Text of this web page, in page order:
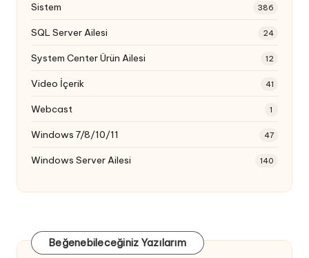
Sistem 386
SQL Server Ailesi 24
System Center Ürün Ailesi 12
Video İçerik 41
Webcast 1
Windows 7/8/10/11 47
Windows Server Ailesi 140
Beğenebileceğiniz Yazılarım